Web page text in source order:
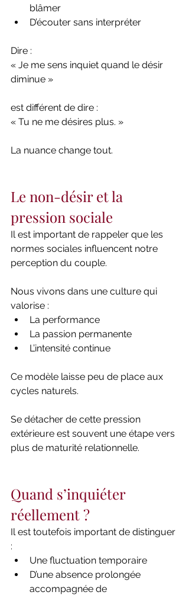
blâmer
D’écouter sans interpréter
Dire :
« Je me sens inquiet quand le désir
diminue »
est différent de dire :
« Tu ne me désires plus. »
La nuance change tout.
Le non-désir et la
pression sociale
Il est important de rappeler que les
normes sociales influencent notre
perception du couple.
Nous vivons dans une culture qui
valorise :
La performance
La passion permanente
L’intensité continue
Ce modèle laisse peu de place aux
cycles naturels.
Se détacher de cette pression
extérieure est souvent une étape vers
plus de maturité relationnelle.
Quand s’inquiéter
réellement ?
Il est toutefois important de distinguer
:
Une fluctuation temporaire
D’une absence prolongée
accompagnée de